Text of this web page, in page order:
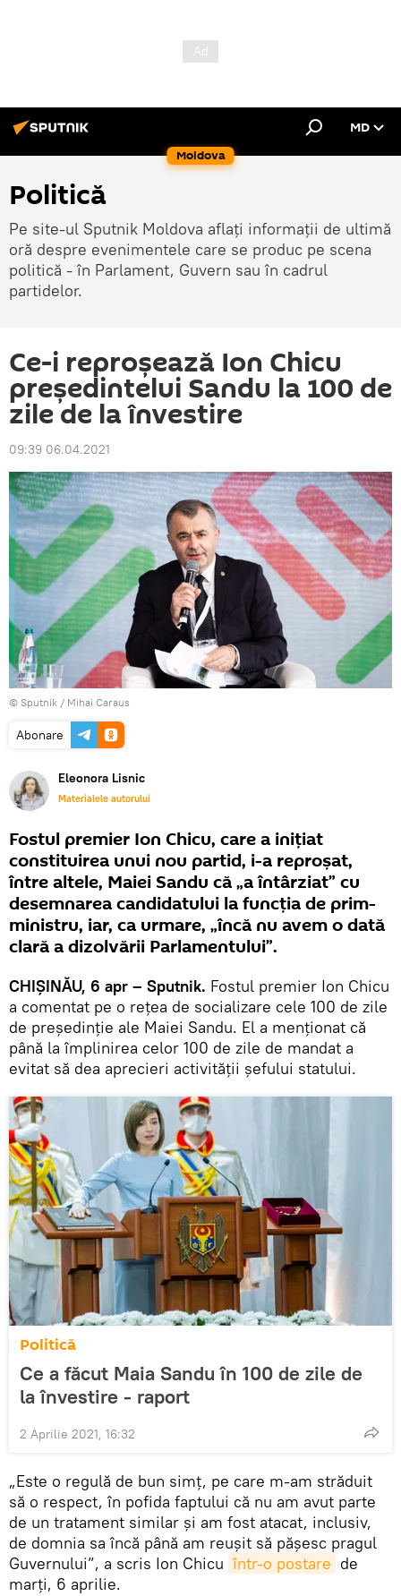
Moldova
MD
Politică
Pe site-ul Sputnik Moldova aflați informații de ultimă
oră despre evenimentele care se produc pe scena
politică - în Parlament, Guvern sau în cadrul
partidelor.
Ce-i reproșează Ion Chicu
președintelui Sandu la 100 de
zile de la învestire
09:39 06.04.2021
© Sputnik / Mihai Caraus
Abonare
Eleonora Lisnic
Materialele autorului
Fostul premier Ion Chicu, care a inițiat
constituirea unui nou partid, i-a reproșat,
între altele, Maiei Sandu că „a întârziat” cu
desemnarea candidatului la funcția de prim-
ministru, iar, ca urmare, „încă nu avem o dată
clară a dizolvării Parlamentului”.
CHIȘINĂU, 6 apr – Sputnik. Fostul premier Ion Chicu
a comentat pe o rețea de socializare cele 100 de zile
de președinție ale Maiei Sandu. El a menționat că
până la împlinirea celor 100 de zile de mandat a
evitat să dea aprecieri activității șefului statului.
Politică
Ce a făcut Maia Sandu în 100 de zile de
la învestire - raport
2 Aprilie 2021, 16:32
„Este o regulă de bun simț, pe care m-am străduit
să o respect, în pofida faptului că nu am avut parte
de un tratament similar și am fost atacat, inclusiv,
de domnia sa încă până am reușit să pășesc pragul
Guvernului”, a scris Ion Chicu într-o postare de
marți, 6 aprilie.